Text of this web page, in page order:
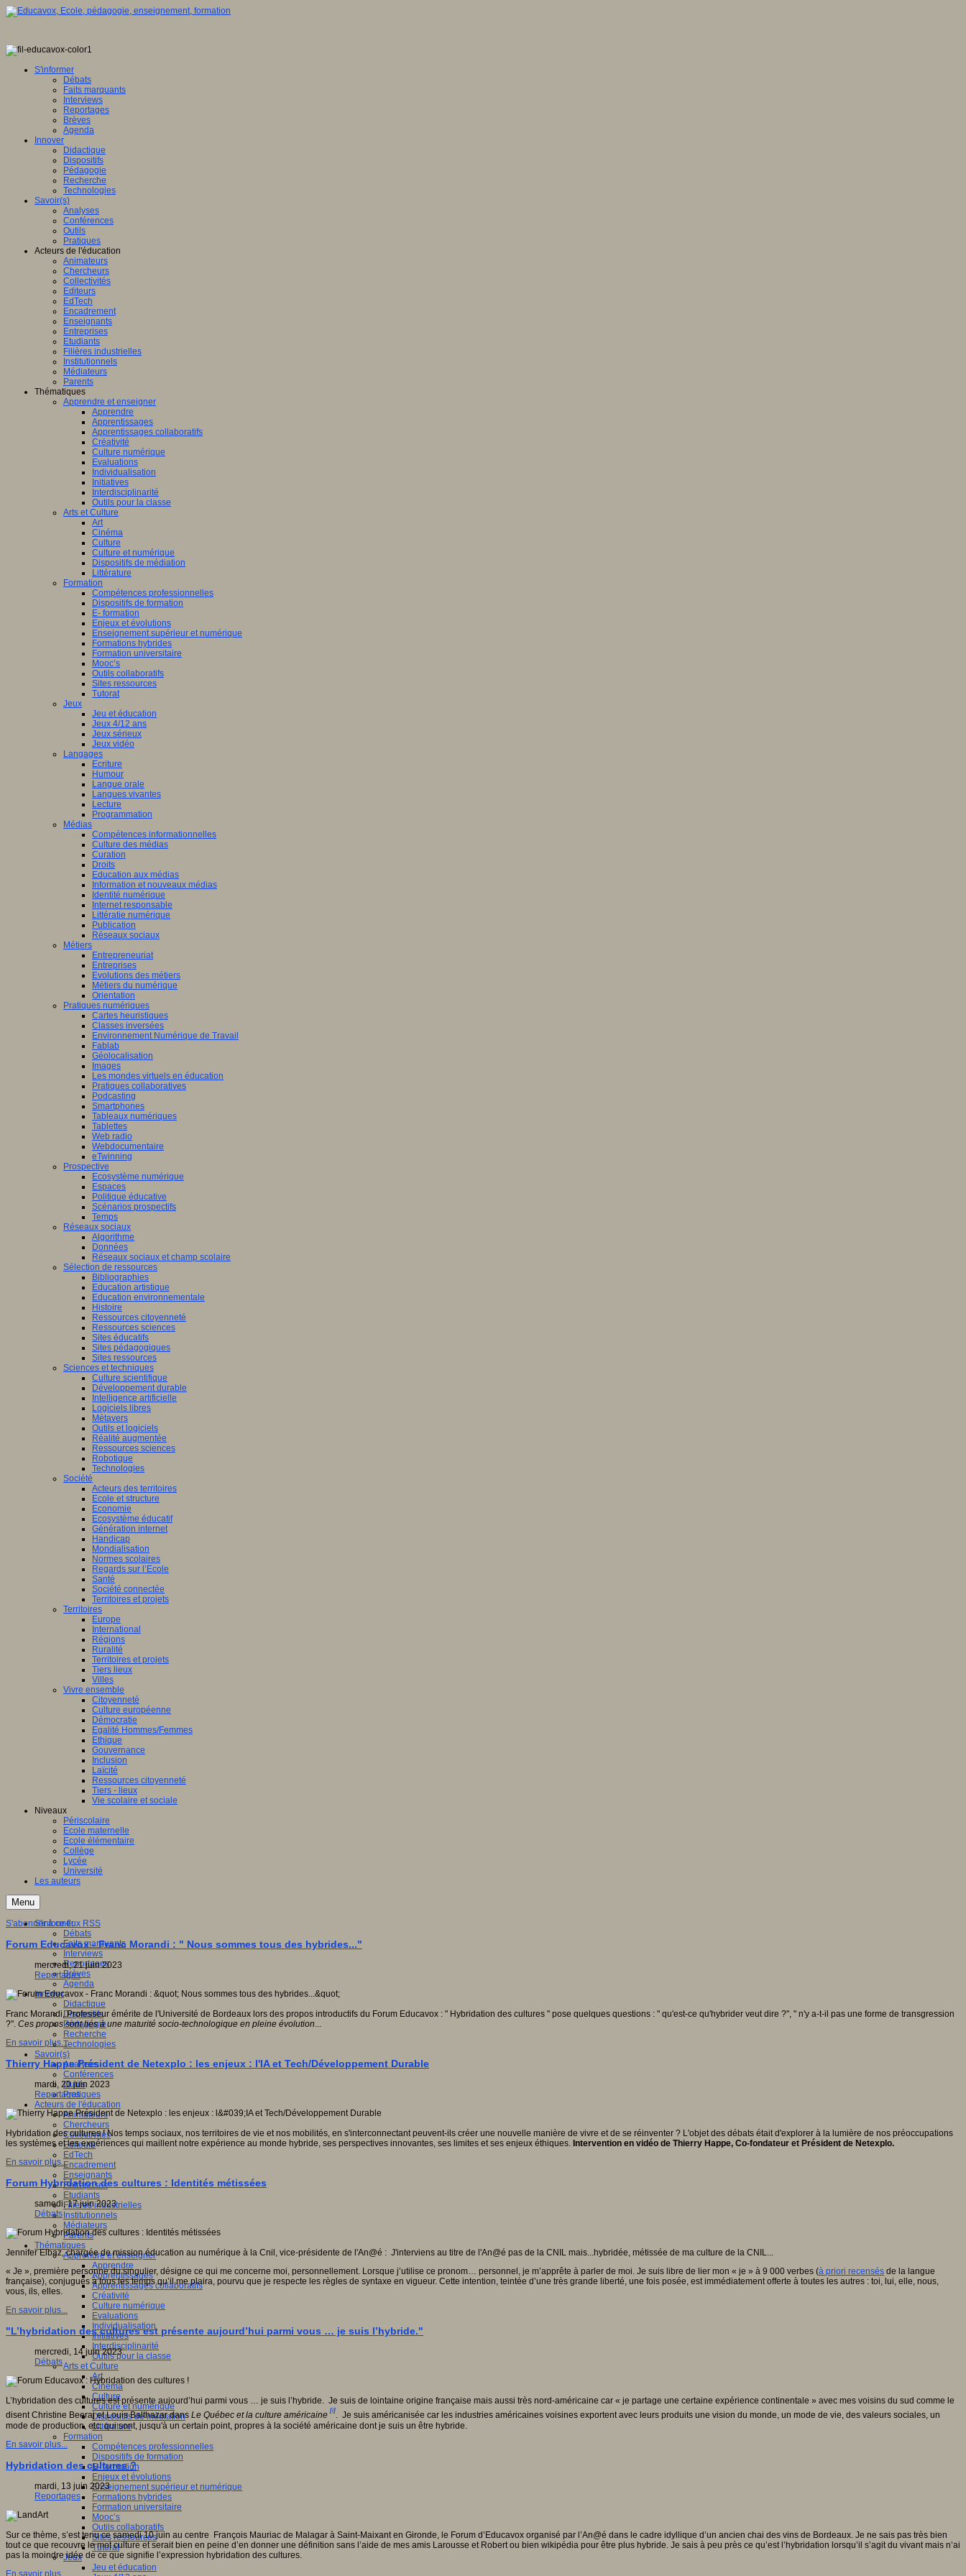
S'informer
Débats
Faits marquants
Interviews
Reportages
Brèves
Agenda
Innover
Didactique
Dispositifs
Pédagogie
Recherche
Technologies
Savoir(s)
Analyses
Conférences
Outils
Pratiques
Acteurs de l'éducation
Animateurs
Chercheurs
Collectivités
Editeurs
EdTech
Encadrement
Enseignants
Entreprises
Etudiants
Filières industrielles
Institutionnels
Médiateurs
Parents
Thématiques
Apprendre et enseigner
Apprendre
Apprentissages
Apprentissages collaboratifs
Créativité
Culture numérique
Evaluations
Individualisation
Initiatives
Interdisciplinarité
Outils pour la classe
Arts et Culture
Art
Cinéma
Culture
Culture et numérique
Dispositifs de médiation
Littérature
Formation
Compétences professionnelles
Dispositifs de formation
E- formation
Enjeux et évolutions
Enseignement supérieur et numérique
Formations hybrides
Formation universitaire
Mooc’s
Outils collaboratifs
Sites ressources
Tutorat
Jeux
Jeu et éducation
Jeux 4/12 ans
Jeux sérieux
Jeux vidéo
Langages
Ecriture
Humour
Langue orale
Langues vivantes
Lecture
Programmation
Médias
Compétences informationnelles
Culture des médias
Curation
Droits
Education aux médias
Information et nouveaux médias
Identité numérique
Internet responsable
Littératie numérique
Publication
Réseaux sociaux
Métiers
Entrepreneuriat
Entreprises
Evolutions des métiers
Métiers du numérique
Orientation
Pratiques numériques
Cartes heuristiques
Classes inversées
Environnement Numérique de Travail
Fablab
Géolocalisation
Images
Les mondes virtuels en éducation
Pratiques collaboratives
Podcasting
Smartphones
Tableaux numériques
Tablettes
Web radio
Webdocumentaire
eTwinning
Prospective
Ecosystème numérique
Espaces
Politique éducative
Scénarios prospectifs
Temps
Réseaux sociaux
Algorithme
Données
Réseaux sociaux et champ scolaire
Sélection de ressources
Bibliographies
Education artistique
Education environnementale
Histoire
Ressources citoyenneté
Ressources sciences
Sites éducatifs
Sites pédagogiques
Sites ressources
Sciences et techniques
Culture scientifique
Développement durable
Intelligence artificielle
Logiciels libres
Métavers
Outils et logiciels
Réalité augmentée
Ressources sciences
Robotique
Technologies
Société
Acteurs des territoires
Ecole et structure
Economie
Ecosystème éducatif
Génération internet
Handicap
Mondialisation
Normes scolaires
Regards sur l’Ecole
Santé
Société connectée
Territoires et projets
Territoires
Europe
International
Régions
Ruralité
Territoires et projets
Tiers lieux
Villes
Vivre ensemble
Citoyenneté
Culture européenne
Démocratie
Egalité Hommes/Femmes
Ethique
Gouvernance
Inclusion
Laïcité
Ressources citoyenneté
Tiers - lieux
Vie scolaire et sociale
Niveaux
Périscolaire
Ecole maternelle
Ecole élémentaire
Collège
Lycée
Université
Les auteurs
Menu
S'informer
Débats
Faits marquants
Interviews
Reportages
Brèves
Agenda
Innover
Didactique
Dispositifs
Pédagogie
Recherche
Technologies
Savoir(s)
Analyses
Conférences
Outils
Pratiques
Acteurs de l'éducation
Animateurs
Chercheurs
Collectivités
Editeurs
EdTech
Encadrement
Enseignants
Entreprises
Etudiants
Filières industrielles
Institutionnels
Médiateurs
Parents
Thématiques
Apprendre et enseigner
Apprendre
Apprentissages
Apprentissages collaboratifs
Créativité
Culture numérique
Evaluations
Individualisation
Initiatives
Interdisciplinarité
Outils pour la classe
Arts et Culture
Art
Cinéma
Culture
Culture et numérique
Dispositifs de médiation
Littérature
Formation
Compétences professionnelles
Dispositifs de formation
E- formation
Enjeux et évolutions
Enseignement supérieur et numérique
Formations hybrides
Formation universitaire
Mooc’s
Outils collaboratifs
Sites ressources
Tutorat
Jeux
Jeu et éducation
S'abonner à ce flux RSS
Forum Educavox - Franc Morandi : " Nous sommes tous des hybrides..."
mercredi, 21 juin 2023
Reportages
Franc Morandi, Professeur émérite de l'Université de Bordeaux lors des propos introductifs du Forum Educavox : " Hybridation des cultures " pose quelques questions : " qu'est-ce qu'hybrider veut dire ?", " n'y a-t-il pas une forme de transgression
?". Ces propos sont liés à une maturité socio-technologique en pleine évolution...
En savoir plus...
Thierry Happe Président de Netexplo : les enjeux : l'IA et Tech/Développement Durable
mardi, 20 juin 2023
Reportages
Hybridation des cultures ! Nos temps sociaux, nos territoires de vie et nos mobilités, en s'interconnectant peuvent-ils créer une nouvelle manière de vivre et de se réinventer ? L'objet des débats était d'explorer à la lumière de nos préoccupations
les systèmes et les expériences qui maillent notre expérience au monde hybride, ses perspectives innovantes, ses limites et ses enjeux éthiques. Intervention en vidéo de Thierry Happe, Co-fondateur et Président de Netexplo.
En savoir plus...
Forum Hybridation des cultures : Identités métissées
samedi, 17 juin 2023
Débats
Jennifer Elbaz, chargée de mission éducation au numérique à la Cnil, vice-présidente de l'An@é : J'interviens au titre de l'An@é pas de la CNIL mais...hybridée, métissée de ma culture de la CNIL...
« Je », première personne du singulier, désigne ce qui me concerne moi, personnellement. Lorsque j’utilise ce pronom… personnel, je m’apprête à parler de moi. Je suis libre de lier mon « je » à 9 000 verbes (à priori recensés de la langue
française), conjugués à tous les temps qu’il me plaira, pourvu que je respecte les règles de syntaxe en vigueur. Cette intention, teintée d’une très grande liberté, une fois posée, est immédiatement offerte à toutes les autres : toi, lui, elle, nous,
vous, ils, elles.
En savoir plus...
"L’hybridation des cultures est présente aujourd’hui parmi vous … je suis l’hybride."
mercredi, 14 juin 2023
Débats
L’hybridation des cultures est présente aujourd’hui parmi vous … je suis l’hybride. Je suis de lointaine origine française mais aussi très nord-américaine car « je partage une certaine expérience continentale » avec mes voisins du sud comme le
disent Christine Beeraj et Louis Balthazar dans Le Québec et la culture américaine
[i]
. Je suis américanisée car les industries américaines voisines exportent avec leurs produits une vision du monde, un mode de vie, des valeurs sociales, un
mode de production, etc. qui sont, jusqu'à un certain point, propres à la société américaine dont je suis un être hybride.
En savoir plus...
Hybridation des cultures ?
mardi, 13 juin 2023
Reportages
Sur ce thème, s’est tenu ce samedi 10 juin au centre François Mauriac de Malagar à Saint-Maixant en Gironde, le Forum d’Educavox organisé par l’An@é dans le cadre idyllique d’un ancien chai des vins de Bordeaux. Je ne sais pas très bien
tout ce que recouvre le mot culture et serait bien en peine d’en donner une définition sans l’aide de mes amis Larousse et Robert ou bien wikipédia pour être plus hybride. Je sais à peu près ce qu’est l’hybridation lorsqu’il s’agit du vivant mais n’ai
pas la moindre idée de ce que signifie l’expression hybridation des cultures.
En savoir plus...